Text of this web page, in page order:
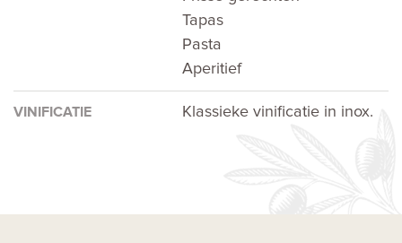
Tapas
Pasta
Aperitief
VINIFICATIE Klassieke vinificatie in inox.